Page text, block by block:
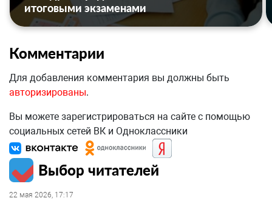
итоговыми экзаменами
Комментарии
Для добавления комментария вы должны быть
авторизированы.
Вы можете зарегистрироваться на сайте с помощью
социальных сетей ВК и Одноклассники
Выбор читателей
22 мая 2026, 17:17